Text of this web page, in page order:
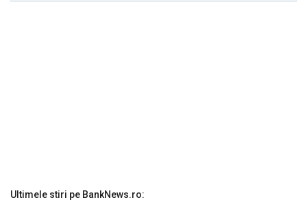
Ultimele stiri pe BankNews.ro: